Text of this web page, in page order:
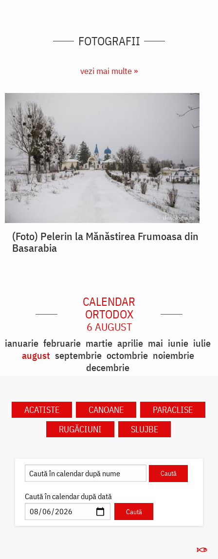
FOTOGRAFII
vezi mai multe »
(Foto) Pelerin la Mănăstirea Frumoasa din
Basarabia
CALENDAR
ORTODOX
6 AUGUST
ianuarie februarie martie aprilie mai iunie iulie
august septembrie octombrie noiembrie
decembrie
ACATISTE CANOANE
PARACLISE
RUGĂCIUNI
SLUJBE
Caută în calendar după dată